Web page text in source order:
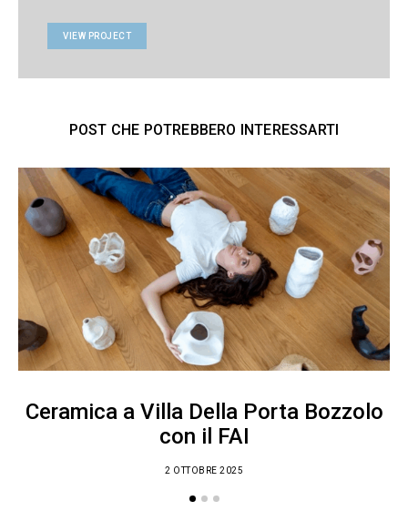
VIEW PROJECT
POST CHE POTREBBERO INTERESSARTI
Ceramica a Villa Della Porta Bozzolo
con il FAI
2 OTTOBRE 2025